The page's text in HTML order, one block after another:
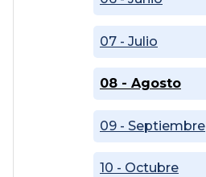
07 - Julio
08 - Agosto
09 - Septiembre
10 - Octubre